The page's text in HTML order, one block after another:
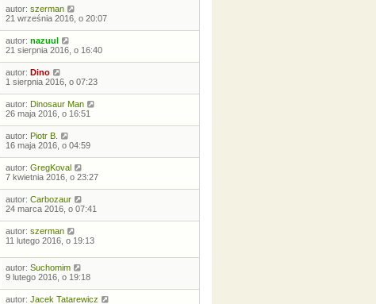
autor: szerman
21 września 2016, o 20:07
autor: nazuul
21 sierpnia 2016, o 16:40
autor: Dino
1 sierpnia 2016, o 07:23
autor: Dinosaur Man
26 maja 2016, o 16:51
autor: Piotr B.
16 maja 2016, o 04:59
autor: GregKoval
7 kwietnia 2016, o 23:27
autor: Carbozaur
24 marca 2016, o 07:41
autor: szerman
11 lutego 2016, o 19:13
autor: Suchomim
9 lutego 2016, o 19:18
autor: Jacek Tatarewicz